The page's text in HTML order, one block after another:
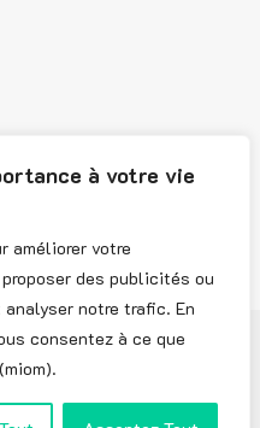
à votre vie
améliorer votre
des publicités ou
notre trafic. En
consentez à ce que
d'amour ❤️ et de café☕